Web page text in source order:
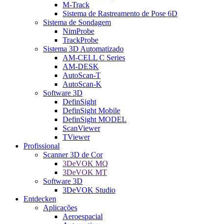
M-Track
Sistema de Rastreamento de Pose 6D
Sistema de Sondagem
NimProbe
TrackProbe
Sistema 3D Automatizado
AM-CELL C Series
AM-DESK
AutoScan-T
AutoScan-K
Software 3D
DefinSight
DefinSight Mobile
DefinSight MODEL
ScanViewer
TViewer
Profissional
Scanner 3D de Cor
3DeVOK MQ
3DeVOK MT
Software 3D
3DeVOK Studio
Entdecken
Aplicações
Aeroespacial